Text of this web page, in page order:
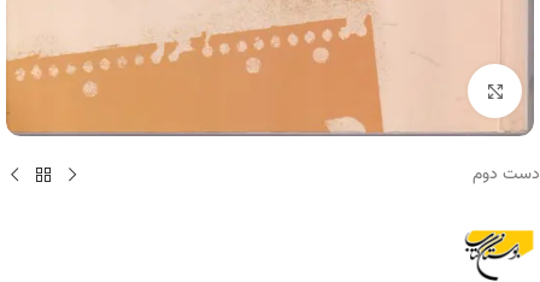
برای بزرگنمایی کلیک کنید
دست دوم